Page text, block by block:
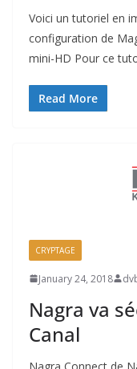
Voici un tutoriel en
configuration de
mini-HD Pour ce
Read More
CRYPTAGE
January 24, 2018
Nagra va
Canal